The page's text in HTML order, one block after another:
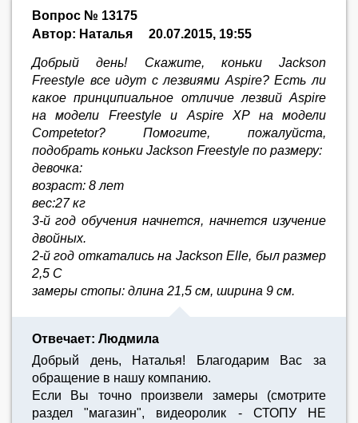
Вопрос № 13175
Автор: Наталья
20.07.2015, 19:55
Добрый день! Скажите, коньки Jackson
Freestyle все идут с лезвиями Aspire? Есть ли
какое принципиальное отличие лезвий Aspire
на модели Freestyle и Aspire XP на модели
Competetor? Помогите, пожалуйста,
подобрать коньки Jackson Freestyle по размеру:
девочка:
возраст: 8 лет
вес:27 кг
3-й год обучения начнется, начнется изучение
двойных.
2-й год откатались на Jackson Elle, был размер
2,5 С
замеры стопы: длина 21,5 см, ширина 9 см.
Отвечает: Людмила
Добрый день, Наталья! Благодарим Вас за
обращение в нашу компанию.
Если Вы точно произвели замеры (смотрите
раздел "магазин", видеоролик - СТОПУ НЕ